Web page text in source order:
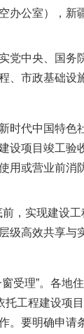
办公室），
中央、国务院
、市政基础设
代中国特色社
设项目竣工验
用或营业前消
实现建设工程
级高效共享与
理”。各地住
托工程建设项
。要明确申请
警钟！